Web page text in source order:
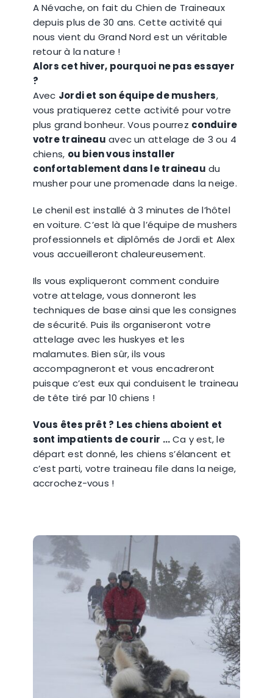
A Névache, on fait du Chien de Traineaux
depuis plus de 30 ans. Cette activité qui
nous vient du Grand Nord est un véritable
retour à la nature !
Alors cet hiver, pourquoi ne pas essayer
?
Avec Jordi et son équipe de mushers,
vous pratiquerez cette activité pour votre
plus grand bonheur. Vous pourrez conduire
votre traineau avec un attelage de 3 ou 4
chiens, ou bien vous installer
confortablement dans le traineau du
musher pour une promenade dans la neige.
Le chenil est installé à 3 minutes de l’hôtel
en voiture. C’est là que l’équipe de mushers
professionnels et diplômés de Jordi et Alex
vous accueilleront chaleureusement.
Ils vous expliqueront comment conduire
votre attelage, vous donneront les
techniques de base ainsi que les consignes
de sécurité. Puis ils organiseront votre
attelage avec les huskyes et les
malamutes. Bien sûr, ils vous
accompagneront et vous encadreront
puisque c’est eux qui conduisent le traineau
de tête tiré par 10 chiens !
Vous êtes prêt ? Les chiens aboient et
sont impatients de courir …Ca y est, le
départ est donné, les chiens s’élancent et
c’est parti, votre traineau file dans la neige,
accrochez-vous !